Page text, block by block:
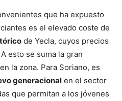
que ha expuesto
es el elevado coste de
de Yecla, cuyos precios
esto se suma la gran
la zona. Para Soriano, es
generacional en el sector
que permitan a los jóvenes